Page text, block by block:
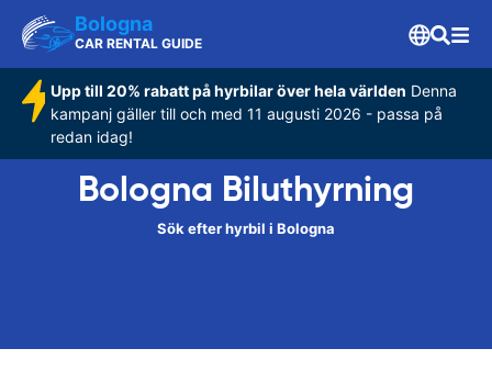
Bologna
CAR RENTAL GUIDE
Upp till 20% rabatt på hyrbilar över hela världen Denna
kampanj gäller till och med 11 augusti 2026 - passa på
redan idag!
Bologna Biluthyrning
Sök efter hyrbil i Bologna